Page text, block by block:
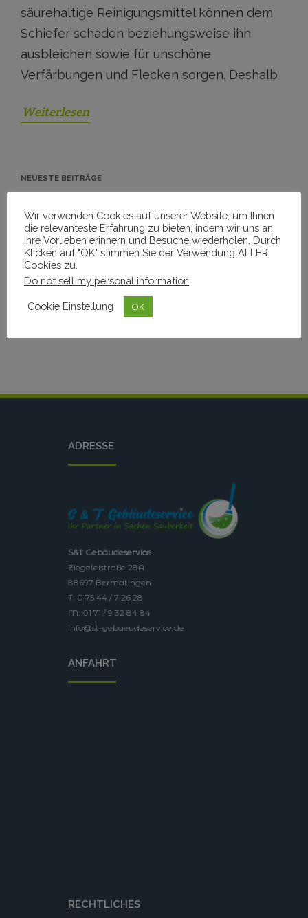
säurehaltige Reinigungsmittel können dem
Schiefer schaden beziehungsweise ihn
ausbleichen sowie für unschöne
Verfärbungen und Flecken sorgen. Deshalb
Weiterlesen
NEUESTE BEITRÄGE
Wintergarten / Terrassendach Reinigung
Schiefer-Fliesen Vorher-Nachher
Photovoltaikanlage reinigen – Lohnt sich der Aufwand?
Aktuelle Kundeninformationen im Zusammenhang mit Corona
ADRESSE
S&T Gebäudeservice
Ziegeleistraße 28A
88697 Bermatingen
T: 0 75 44 / 7 26 28
M: 01 71 / 9 32 84 84
info@st-gebaeudeservice.de
ANFAHRT
RECHTLICHES
Wir verwenden Cookies auf unserer Website, um Ihnen
die relevanteste Erfahrung zu bieten, indem wir uns an
Ihre Vorlieben erinnern und Besuche wiederholen. Durch
Klicken auf "OK" stimmen Sie der Verwendung ALLER
Cookies zu.
Do not sell my personal information
Cookie Einstellung OK